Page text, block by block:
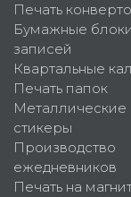
Печать
Бумажные
записей
Квартальные
Печать папок
Металлические
стикеры
Производство
ежедневников
Печать на